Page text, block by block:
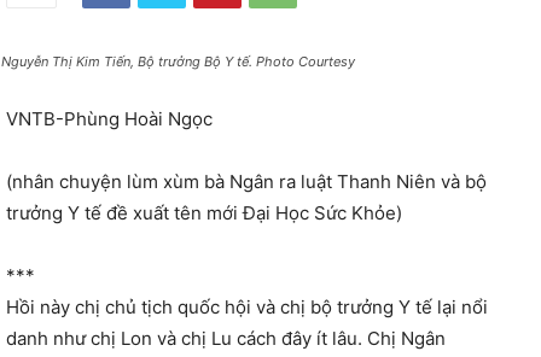
Nguyễn Thị Kim Tiến, Bộ trưởng Bộ Y tế. Photo Courtesy
VNTB-Phùng Hoài Ngọc
(nhân chuyện lùm xùm bà Ngân ra luật Thanh Niên và bộ
trưởng Y tế đề xuất tên mới Đại Học Sức Khỏe)
***
Hồi này chị chủ tịch quốc hội và chị bộ trưởng Y tế lại nổi
danh như chị Lon và chị Lu cách đây ít lâu. Chị Ngân